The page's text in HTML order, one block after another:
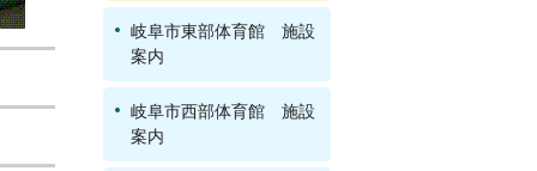
岐阜市東部体育館 施設
案内
岐阜市西部体育館 施設
案内